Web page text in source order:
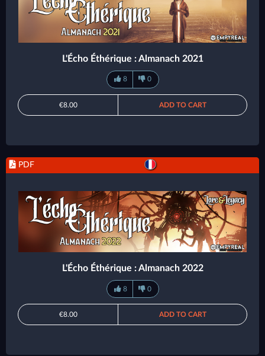
L'Écho Éthérique : Almanach 2021
8 0
€8.00 ADD TO CART
PDF
L'Écho Éthérique : Almanach 2022
8 0
€8.00 ADD TO CART